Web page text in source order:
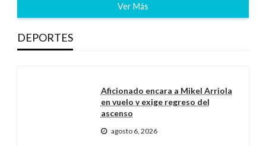
Ver Más
DEPORTES
Aficionado encara a Mikel Arriola
en vuelo y exige regreso del
ascenso
agosto 6, 2026